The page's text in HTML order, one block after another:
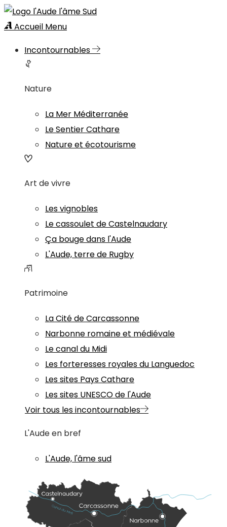
Accueil Menu
Incontournables
Nature
La Mer Méditerranée
Le Sentier Cathare
Nature et écotourisme
Art de vivre
Les vignobles
Le cassoulet de Castelnaudary
Ça bouge dans l'Aude
L'Aude, terre de Rugby
Patrimoine
La Cité de Carcassonne
Narbonne romaine et médiévale
Le canal du Midi
Les forteresses royales du Languedoc
Les sites Pays Cathare
Les sites UNESCO de l'Aude
Voir tous les incontournables
L'Aude en bref
L'Aude, l'âme sud